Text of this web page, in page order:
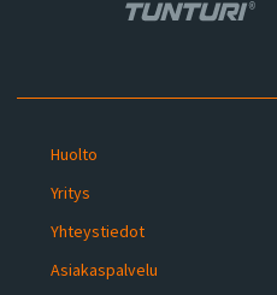
Huolto
Yritys
Yhteystiedot
Asiakaspalvelu